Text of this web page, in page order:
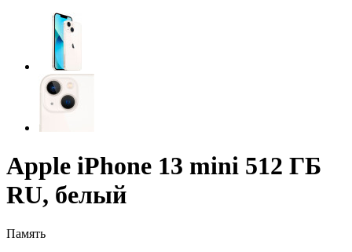
Apple iPhone 13 mini 512 ГБ
RU, белый
Память